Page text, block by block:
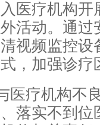
医疗机构开
活动。通过
视频监控设
，加强诊疗
医疗机构不
落实不到位